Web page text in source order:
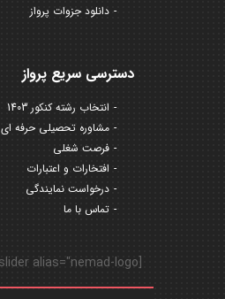
دانلود جزوات پرواز
دسترسی سریع پرواز
انتخاب رشته کنکور 1403
مشاوره تحصیلی حرفه ای
فرصت شغلی
افتخارات و اعتبارات
درخواست نمایندگی
تماس با ما
[rev_slider alias="nemad-logo"]